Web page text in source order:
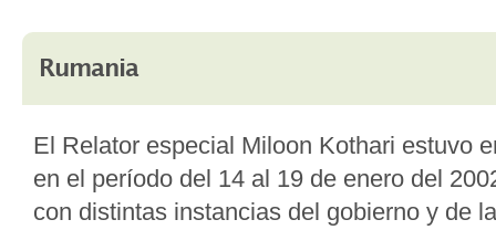
Rumania
El Relator especial Miloon Kothari estuvo
en el período del 14 al 19 de enero del
con distintas instancias del gobierno y de